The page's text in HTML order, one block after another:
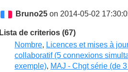
Bruno25 on 2014-05-02
Lista de criterios (67)
Nombre, Licences et mises à jour
collaboratif (5 connexions
exemple), MAJ - Chgt série (de